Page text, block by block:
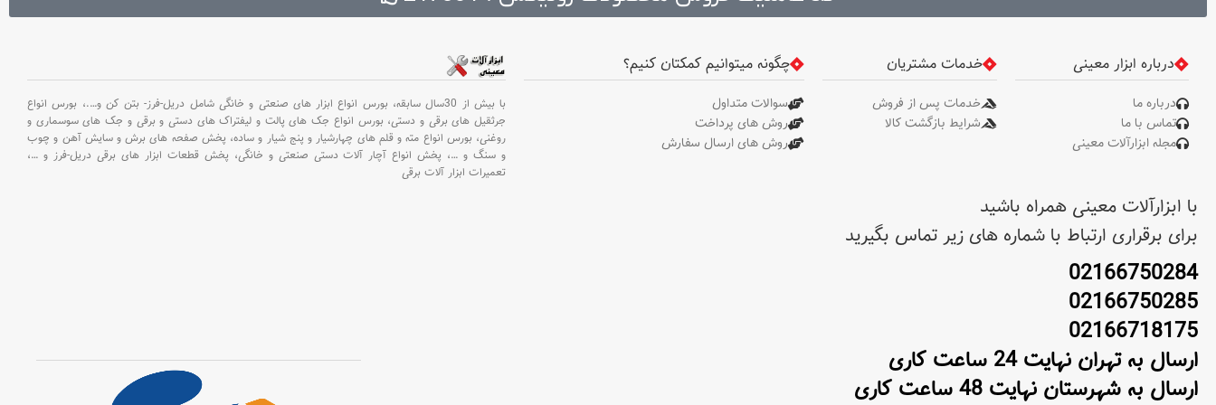
(SOS) . اندازه : 65*68*48
C, کابل USB 50 سانتی متری
: صفر تا 40 درجه سانتی گراد .
نیم قلمی AAA
سانتی گراد . باتری مورد نیاز : سه
: 30متر . دمای رنگ نور :
مدت زمان شارژ : 3.5ساعت .
حداکثر زمان کارکرد : 3.5ساعت .
درجه محافظت : IP33 . وزن : 66
گرم . ابعاد محصول : 290*32*20
:
درباره ابزار معینی
درباره ما
تماس با ما
مجله ابزارآلات معینی
خدمات مشتریان
خدمات پس از فروش
شرایط بازگشت کالا
چگونه میتوانیم کمکتان کنیم؟
سوالات متداول
روش های پرداخت
روش های ارسال سفارش
با بیش از 30سال سابقه، بورس انواع ابزار های صنعتی و خانگی شامل دریل-فرز- بتن کن و….، بورس انواع
جرثقیل های برقی و دستی، بورس انواع جک های پالت و لیفتراک های دستی و برقی و جک های سوسماری و
روغنی، بورس انواع مته و قلم های چهارشیار و پنج شیار و ساده، پخش صفحه های برش و سایش آهن و چوب
و سنگ و…، پخش انواع آچار آلات دستی صنعتی و خانگی، پخش قطعات ابزار های برقی دریل-فرز و …،
تعمیرات ابزار آلات برقی
با ابزارآلات معینی همراه باشید
برای برقراری ارتباط با شماره های زیر تماس بگیرید
02166750284
02166750285
02166718175
ارسال به تهران نهایت 24 ساعت کاری
ارسال به شهرستان نهایت 48 ساعت کاری